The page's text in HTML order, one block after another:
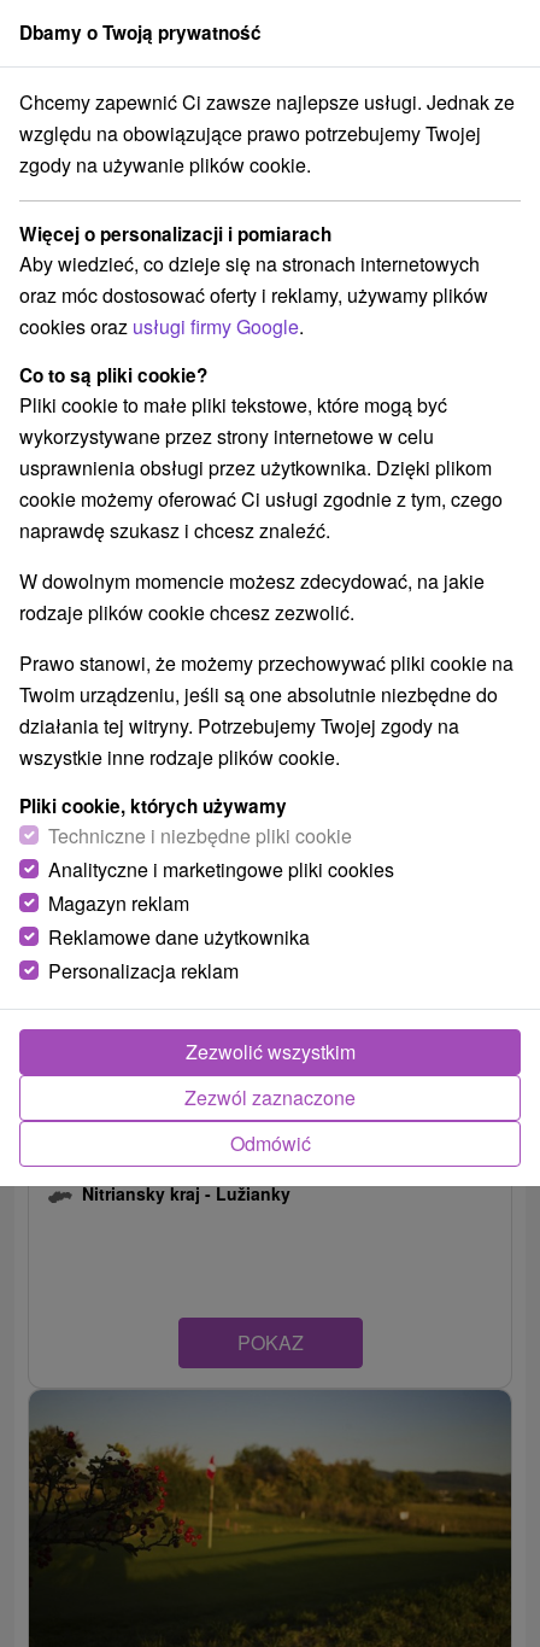
członek grupySorger
Atrakcje na Słowacji Pola golfowe Ponitrie
Pola golfowe Ponitrie
Kategorie
Wszystkie kategorie
Ośrodki i miasteczka dziecięce(3)
Szlaki winne (1) Tory gokartowe
Parki miejskie i zamkowe
Zamki(4) Teatry(3) Skanseny(1) Jazda konna
Zamki, pałace, ruiny(10)
Wieże obserwacyjne i chodniki (4)
Jeziora, jeziora, zbiorniki wodne(1)
Aquaparki, baseny (8) Pomniki(2) Zabytki techniki
Atrakcje dla dzieci
Ogrody botaniczne(2)
Ogrody zoologiczne i fermy zwierząt(3)
Atrakcje z adrenaliną(3)
Wsie i miasta
Klub golfowy RED OAK Nitra
Nitriansky kraj -Lužianky
POKAZ
Dbamy o Twoją prywatność
Chcemy zapewnić Ci zawsze najlepsze usługi. Jednak ze
względu na obowiązujące prawo potrzebujemy Twojej
zgody na używanie plików cookie.
Więcej o personalizacji i pomiarach
Aby wiedzieć, co dzieje się na stronach internetowych
oraz móc dostosować oferty i reklamy, używamy plików
cookies oraz usługi firmy Google.
Co to są pliki cookie?
Pliki cookie to małe pliki tekstowe, które mogą być
wykorzystywane przez strony internetowe w celu
usprawnienia obsługi przez użytkownika. Dzięki plikom
cookie możemy oferować Ci usługi zgodnie z tym, czego
naprawdę szukasz i chcesz znaleźć.
W dowolnym momencie możesz zdecydować, na jakie
rodzaje plików cookie chcesz zezwolić.
Prawo stanowi, że możemy przechowywać pliki cookie na
Twoim urządzeniu, jeśli są one absolutnie niezbędne do
działania tej witryny. Potrzebujemy Twojej zgody na
wszystkie inne rodzaje plików cookie.
Pliki cookie, których używamy
Techniczne i niezbędne pliki cookie
Analityczne i marketingowe pliki cookies
Magazyn reklam
Reklamowe dane użytkownika
Personalizacja reklam
Odmówić
Zezwól zaznaczone
Zezwolić wszystkim